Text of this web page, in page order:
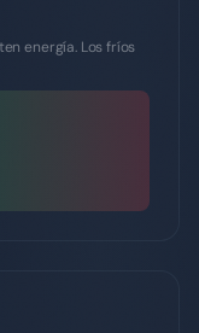
energía. Los fríos